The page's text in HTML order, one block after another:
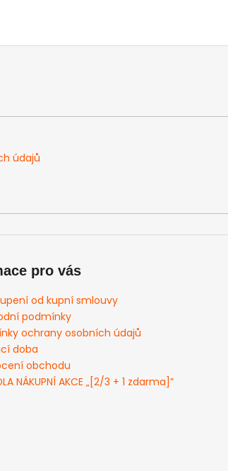
údajů
pro vás
od kupní smlouvy
podmínky
ochrany osobních údajů
doba
obchodu
NÁKUPNÍ AKCE „[2/3 + 1 zdarma]”